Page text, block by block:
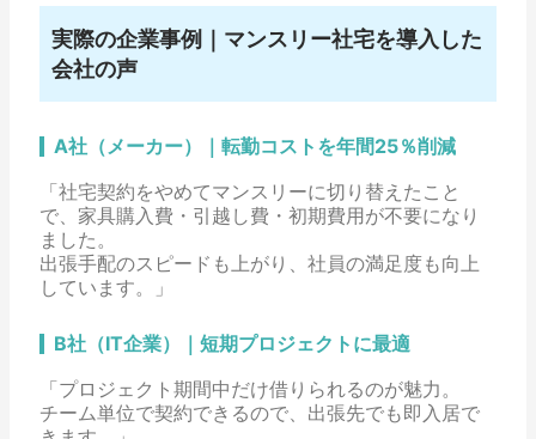
実際の企業事例｜マンスリー社宅を導入した
会社の声
A社（メーカー）｜転勤コストを年間25％削減
「社宅契約をやめてマンスリーに切り替えたこと
で、家具購入費・引越し費・初期費用が不要になり
ました。
出張手配のスピードも上がり、社員の満足度も向上
しています。」
B社（IT企業）｜短期プロジェクトに最適
「プロジェクト期間中だけ借りられるのが魅力。
チーム単位で契約できるので、出張先でも即入居で